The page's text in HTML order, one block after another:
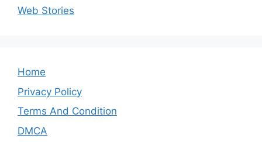
Web Stories
Home
Privacy Policy
Terms And Condition
DMCA